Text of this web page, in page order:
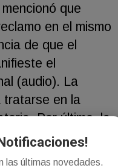
que
en el mismo
de que el
el
(audio). La
tratarse en la
Por último, la
de Villa Gesell,
turístico
las últimas novedades.